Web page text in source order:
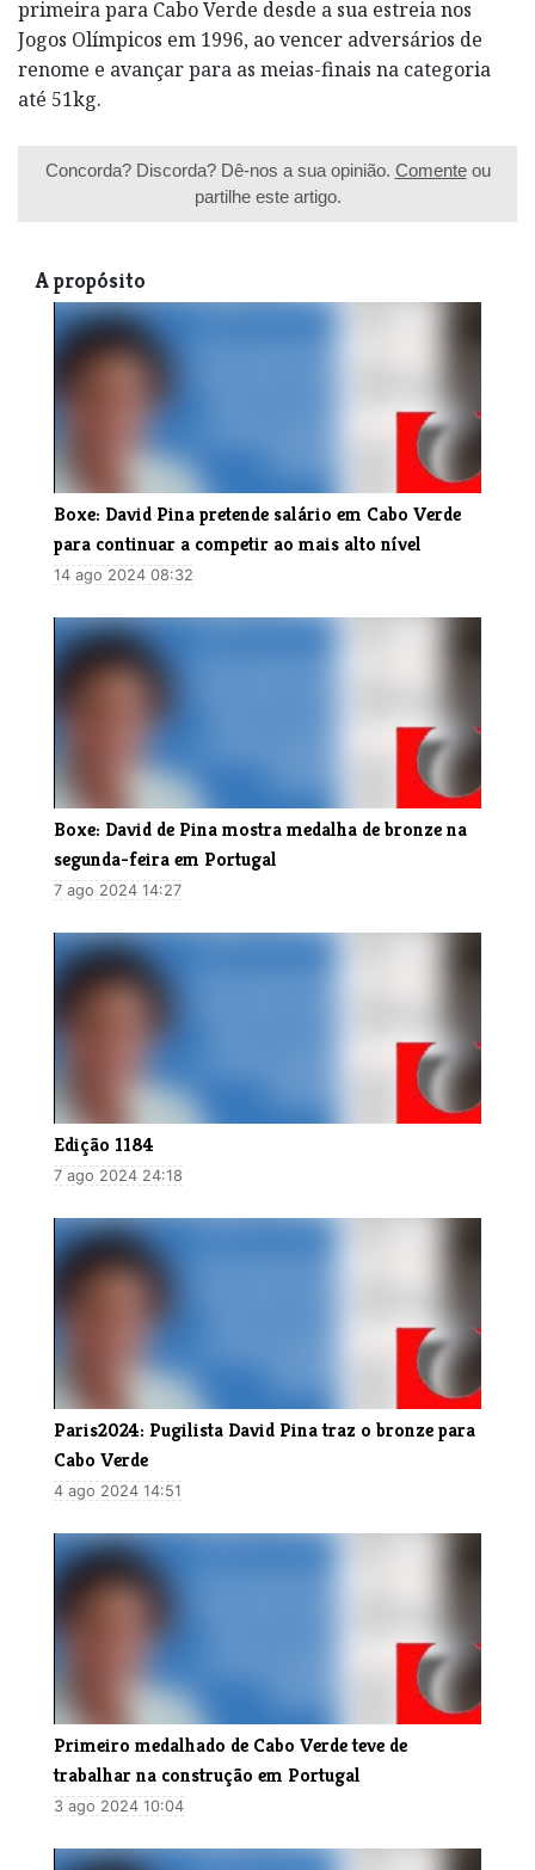
primeira para Cabo Verde desde a sua estreia nos
Jogos Olímpicos em 1996, ao vencer adversários de
renome e avançar para as meias-finais na categoria
até 51kg.
Concorda? Discorda? Dê-nos a sua opinião. Comenteou
partilhe este artigo.
A propósito
Boxe: David Pina pretende salário em Cabo Verde
para continuar a competir ao mais alto nível
14 ago 2024 08:32
Boxe: David de Pina mostra medalha de bronze na
segunda-feira em Portugal
7 ago 2024 14:27
Edição 1184
7 ago 2024 24:18
Paris2024: Pugilista David Pina traz o bronze para
Cabo Verde
4 ago 2024 14:51
Primeiro medalhado de Cabo Verde teve de
trabalhar na construção em Portugal
3 ago 2024 10:04